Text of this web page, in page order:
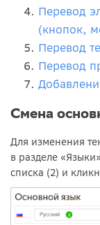
Перевод
(кнопок,
Перевод
Перевод
Смена
Для изменения
в разделе
списка (2) и